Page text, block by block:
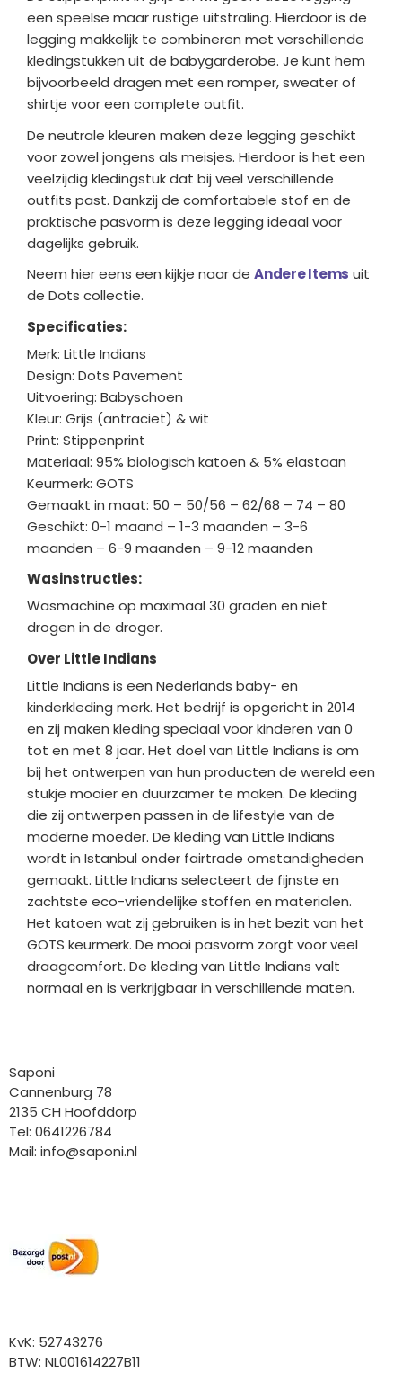
een speelse maar rustige uitstraling. Hierdoor is de
legging makkelijk te combineren met verschillende
kledingstukken uit de babygarderobe. Je kunt hem
bijvoorbeeld dragen met een romper, sweater of
shirtje voor een complete outfit.
De neutrale kleuren maken deze legging geschikt
voor zowel jongens als meisjes. Hierdoor is het een
veelzijdig kledingstuk dat bij veel verschillende
outfits past. Dankzij de comfortabele stof en de
praktische pasvorm is deze legging ideaal voor
dagelijks gebruik.
Neem hier eens een kijkje naar de Andere Items uit
de Dots collectie.
Specificaties:
Merk: Little Indians
Design: Dots Pavement
Uitvoering: Babyschoen
Kleur: Grijs (antraciet) & wit
Print: Stippenprint
Materiaal: 95% biologisch katoen & 5% elastaan
Keurmerk: GOTS
Gemaakt in maat: 50 – 50/56 – 62/68 – 74 – 80
Geschikt: 0-1 maand – 1-3 maanden – 3-6
maanden – 6-9 maanden – 9-12 maanden
Wasinstructies:
Wasmachine op maximaal 30 graden en niet
drogen in de droger.
Over Little Indians
Little Indians is een Nederlands baby- en
kinderkleding merk. Het bedrijf is opgericht in 2014
en zij maken kleding speciaal voor kinderen van 0
tot en met 8 jaar. Het doel van Little Indians is om
bij het ontwerpen van hun producten de wereld een
stukje mooier en duurzamer te maken. De kleding
die zij ontwerpen passen in de lifestyle van de
moderne moeder. De kleding van Little Indians
wordt in Istanbul onder fairtrade omstandigheden
gemaakt. Little Indians selecteert de fijnste en
zachtste eco-vriendelijke stoffen en materialen.
Het katoen wat zij gebruiken is in het bezit van het
GOTS keurmerk. De mooi pasvorm zorgt voor veel
draagcomfort. De kleding van Little Indians valt
normaal en is verkrijgbaar in verschillende maten.
Saponi
Cannenburg 78
2135 CH Hoofddorp
Tel: 0641226784
Mail: info@saponi.nl
KvK: 52743276
BTW: NL001614227B11